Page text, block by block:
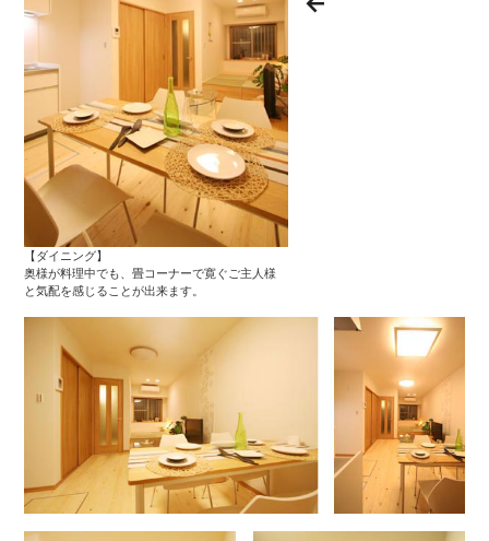
【ダイニング】
奥様が料理中でも、畳コーナーで寛ぐご主人様
と気配を感じることが出来ます。